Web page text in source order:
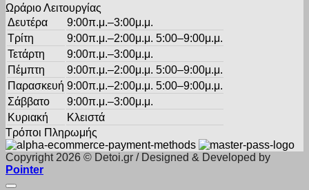
Ωράριο Λειτουργίας
Δευτέρα
9:00π.μ.–3:00μ.μ.
Τρίτη
9:00π.μ.–2:00μ.μ. 5:00–9:00μ.μ.
Τετάρτη
9:00π.μ.–3:00μ.μ.
Πέμπτη
9:00π.μ.–2:00μ.μ. 5:00–9:00μ.μ.
Παρασκευή 9:00π.μ.–2:00μ.μ. 5:00–9:00μ.μ.
Σάββατο
9:00π.μ.–3:00μ.μ.
Κυριακή
Κλειστά
Τρόποι Πληρωμής
Copyright 2026 © Detoi.gr / Designed & Developed by
Pointer